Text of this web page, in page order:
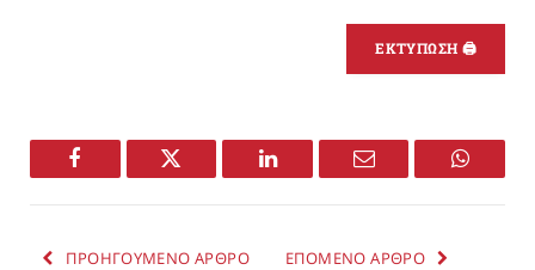
ΕΚΤΥΠΩΣΗ 🖨
Facebook Twitter LinkedIn Email
ΠΡΟΗΓΟΥΜΕΝΟ ΑΡΘΡΟ ΕΠΟΜΕΝΟ ΑΡΘΡΟ